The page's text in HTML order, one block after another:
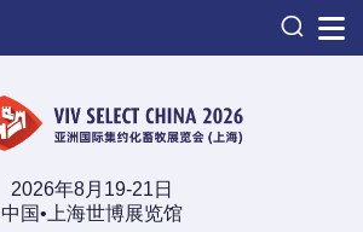

2026年8月19-21日
中国•上海世博展览馆